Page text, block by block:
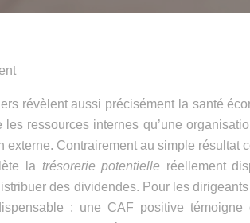
révèlent aussi précisément la santé
ressources internes qu’une
Contrairement au simple résultat
la trésorerie potentielle réellement
des dividendes. Pour les
: une CAF positive témoigne